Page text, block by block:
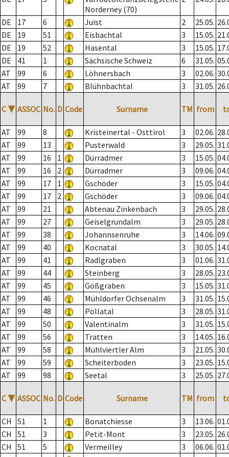
Norderney (70)
DE 17 6 Juist 2 25.05.
DE
19 51 Eisbachtal 3 15.05.
DE
19 52 Hasental 3 15.05.
DE
41 1 Sächsische Schweiz 6 31.05.
AT
99 6 Löhnersbach 3 02.06.
AT
99 7 Blühnbachtal 3 31.05.
C ▼ ASSOC No. D Code Surname TM from
AT 99 8 Kristeinertal - Osttirol 3 02.06.
AT
99 13 Pusterwald 3 29.05.
AT
99 16 1 Dürradmer 3 15.05.
AT
99 16 2 Dürradmer 3 09.06.
AT
99 17 1 Gschöder 3 15.05.
AT
99 17 2 Gschöder 3 09.06.
AT
99 21 Abtenau Zinkenbach 3 29.05.
AT
99 27 Geiselgrundalm 3 29.05.
AT
99 38 Johannsenruhe 3 14.06.
AT
99 40 Kocnatal 3 30.05.
AT
99 41 Radlgraben 3 01.06.
AT
99 44 Steinberg 3 28.05.
AT
99 45 Gößgraben 3 15.05.
AT
99 46 Mühldorfer Ochsenalm 3 31.05.
AT
99 48 Pöllatal 3 28.05.
AT
99 50 Valentinalm 3 31.05.
AT
99 56 Tratten 3 14.05.
AT
99 58 Mühlviertler Alm 3 21.05.
AT
99 59 Scheiterboden 3 23.05.
AT
99 98 Seetal 3 25.05.
C ▼ ASSOC No. D Code Surname TM from
CH 51 1 Bonatchiesse 3 13.06.
CH
51 3 Petit-Mont 3 23.05.
CH
51 5 Vermeilley 3 06.06.